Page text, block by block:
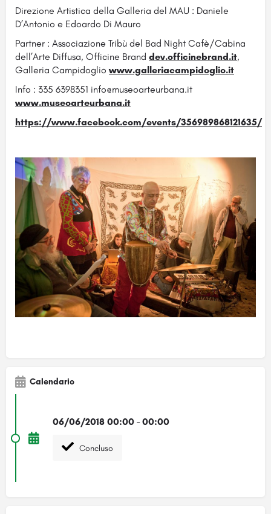
Direzione Artistica della Galleria del MAU : Daniele
D’Antonio e Edoardo Di Mauro
Partner : Associazione Tribù del Bad Night Cafè/Cabina
dell’Arte Diffusa, Officine Brand dev.officinebrand.it,
Galleria Campidogliowww.galleriacampidoglio.it
Info : 335 6398351 info@museoarteurbana.it
www.museoarteurbana.it
https://www.facebook.com/events/356989868121635/
Calendario
06/06/2018 00:00 - 00:00
Concluso